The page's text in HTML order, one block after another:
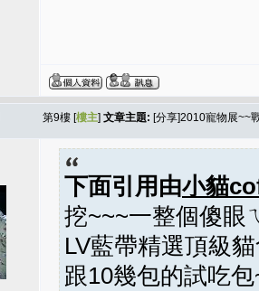
第9樓 [樓主] 文章主題: [分享]2010寵物展~~
下面引用由小貓
挖~~~一整個傻眼
LV藍帶精選頂級
跟10幾包的試吃